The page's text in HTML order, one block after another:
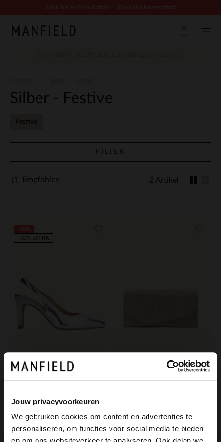
Jouw privacyvoorkeuren
We gebruiken cookies om content en advertenties te
personaliseren, om functies voor social media te bieden
Silber - Festive
Festive
FILTER
2 Artikel
Empfohlen
Manfield
Silberfarbene Slingbackpumps aus Leder
-10% EXTRA
Silberfarbene Glitzer-Clutch